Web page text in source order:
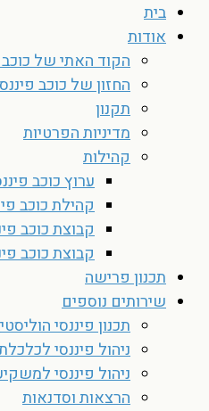
בית
אודות
הקוד האתי של כוכב
החזון של כוכב
תקנון
מדיניות הפרטיות
קהילות
ערוץ כוכב
קהילת כוכב
קבוצת כוכב
קבוצת כוכב
תכנון פרישה
שירותים נוספים
תכנון פיננסי הוליסטי
ניהול פיננסי
ניהול פיננסי
הרצאות וסדנאות